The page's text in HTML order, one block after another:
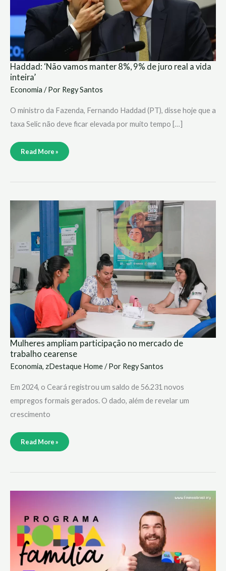
Haddad: ‘Não vamos manter 8%, 9% de juro real a vida
inteira’
Economia / Por Regy Santos
O ministro da Fazenda, Fernando Haddad (PT), disse hoje que a
taxa Selic não deve ficar elevada por muito tempo […]
vida
inteira’
Read More »
Mulheres ampliam participação no mercado de
trabalho cearense
Economia, zDestaque Home/ Por Regy Santos
Em 2024, o Ceará registrou um saldo de 56.231 novos
empregos formais gerados. O dado, além de revelar um
crescimento
Mulheres
ampliam
participação
mercado
trabalho
cearense
Read More »
Bolsa
solteiros:
Entenda
requisitos
e
veja
como
solicitar